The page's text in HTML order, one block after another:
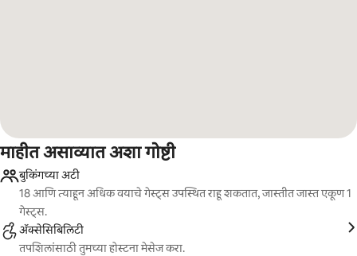
माहीत असाव्यात अशा गोष्टी
बुकिंगच्या अटी
18 आणि त्याहून अधिक वयाचे गेस्ट्स उपस्थित राहू शकतात, जास्तीत जास्त एकूण 1
गेस्ट्स.
ॲक्सेसिबिलिटी
तपशिलांसाठी तुमच्या होस्टना मेसेज करा.